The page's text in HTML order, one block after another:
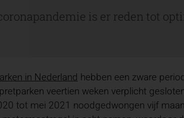
is er reden tot
in Nederland hebben een zware
veertien weken verplicht
tot mei 2021 noodgedwongen vijf